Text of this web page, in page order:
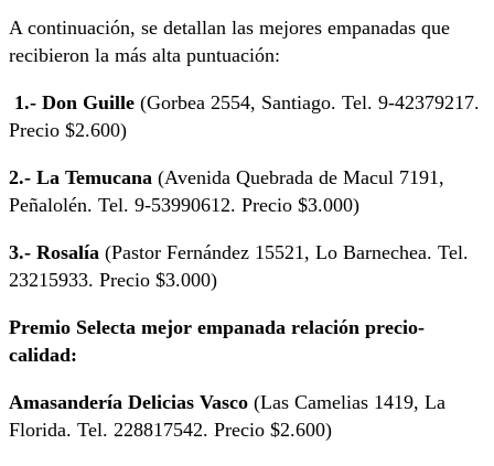
A continuación, se detallan las mejores empanadas que
recibieron la más alta puntuación:
1.- Don Guille (Gorbea 2554, Santiago. Tel. 9-42379217.
Precio $2.600)
2.- La Temucana (Avenida Quebrada de Macul 7191,
Peñalolén. Tel. 9-53990612. Precio $3.000)
3.- Rosalía (Pastor Fernández 15521, Lo Barnechea. Tel.
23215933. Precio $3.000)
Premio Selecta mejor empanada relación precio-
calidad:
Amasandería Delicias Vasco (Las Camelias 1419, La
Florida. Tel. 228817542. Precio $2.600)